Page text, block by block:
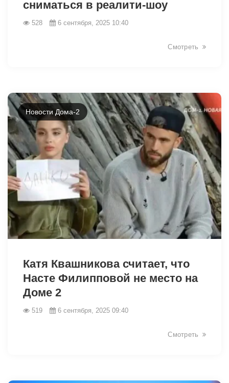
сниматься в реалити-шоу
528 6 сентября, 2025 10:40
Смотреть
Новости Дома-2
Катя Квашникова считает, что
Насте Филипповой не место на
Доме 2
519 6 сентября, 2025 09:40
Смотреть